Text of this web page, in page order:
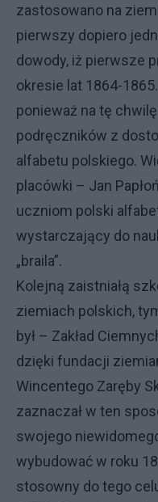
zastosowano na
pierwszy dopiero
dowody, iż pierwsze
okresie lat 1864-
ponieważ na tę
podręczników z
alfabetu polskiego.
placówki – Jan
uczniom polski
wystarczający do
„braila”.
Kolejną zaistniałą
ziemiach polskich,
był – Zakład
dzięki fundacji
Wincentego Zaręby
zaznaczał w ten
swojego
wybudować w roku
stosowny do tego